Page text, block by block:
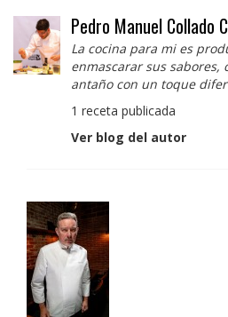
Pedro Manuel Collado
La cocina para mi es
enmascarar sus sabores,
antaño con un toque
1 receta publicada
Ver blog del autor